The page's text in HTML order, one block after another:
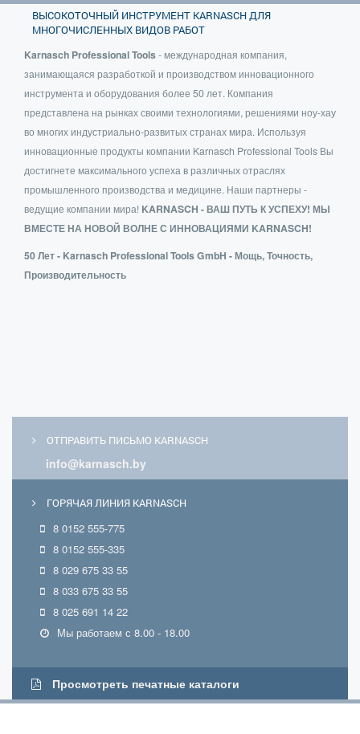
ВЫСОКОТОЧНЫЙ ИНСТРУМЕНТ KARNASCH ДЛЯ
МНОГОЧИСЛЕННЫХ ВИДОВ РАБОТ
Karnasch Professional Tools- международная компания,
занимающаяся разработкой и производством инновационного
инструмента и оборудования более 50 лет. Компания
представлена на рынках своими технологиями, решениями ноу-хау
во многих индустриально-развитых странах мира. Используя
инновационные продукты компании Karnasch Professional Tools Вы
достигнете максимального успеха в различных отраслях
промышленного производства и медицине. Наши партнеры -
ведущие компании мира! KARNASCH - ВАШ ПУТЬ К УСПЕХУ! МЫ
ВМЕСТЕ НА НОВОЙ ВОЛНЕ С ИННОВАЦИЯМИ KARNASCH!
50 Лет - Karnasch Professional Tools GmbH - Мощь, Точность,
Производительность
ОТПРАВИТЬ ПИСЬМО KARNASCH
info@karnasch.by
ГОРЯЧАЯ ЛИНИЯ KARNASCH
8 0152 555-775
8 0152 555-335
8 029 675 33 55
8 033 675 33 55
8 025 691 14 22
Мы работаем с 8.00 - 18.00
Просмотреть печатные каталоги